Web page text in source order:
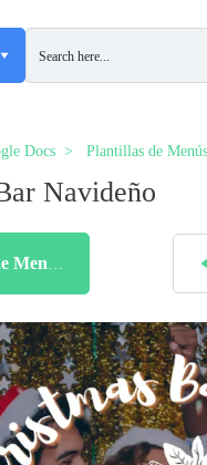
Docs Plantillas de
Navideño